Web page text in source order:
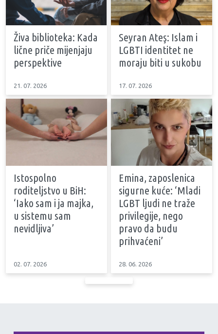
Živa biblioteka: Kada
lične priče mijenjaju
perspektive
21. 07. 2026
Seyran Ateş: Islam i
LGBTI identitet ne
moraju biti u sukobu
17. 07. 2026
Istospolno
roditeljstvo u BiH:
‘Iako sam i ja majka,
u sistemu sam
nevidljiva’
02. 07. 2026
Emina, zaposlenica
sigurne kuće: ‘Mladi
LGBT ljudi ne traže
privilegije, nego
pravo da budu
prihvaćeni’
28. 06. 2026